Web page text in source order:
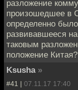
разложение
произошедшее в
определенно
развивавшееся
таковым
положение Китая?
Ksusha »
#41 | 07.11.17 17:40